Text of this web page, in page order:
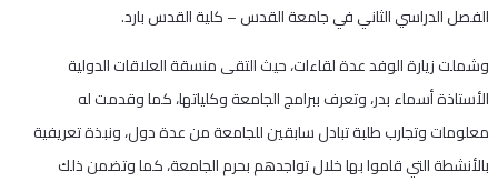
الفصل الدراسي الثاني في جامعة القدس – كلية القدس بارد.
وشملت زيارة الوفد عدة لقاءات، حيث التقى منسقة العلاقات الدولية
الأستاذة أسماء بدر، وتعرف ببرامج الجامعة وكلياتها، كما وقدمت له
معلومات وتجارب طلبة تبادل سابقين للجامعة من عدة دول، ونبذة تعريفية
بالأنشطة التي قاموا بها خلال تواجدهم بحرم الجامعة، كما وتضمن ذلك